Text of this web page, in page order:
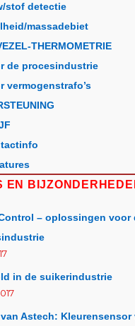
stof detectie
massadebiet
THERMOMETRIE
de procesindustrie
vermogenstrafo’s
EN
– oplossingen voor
in de suikerindustrie
van Astech: